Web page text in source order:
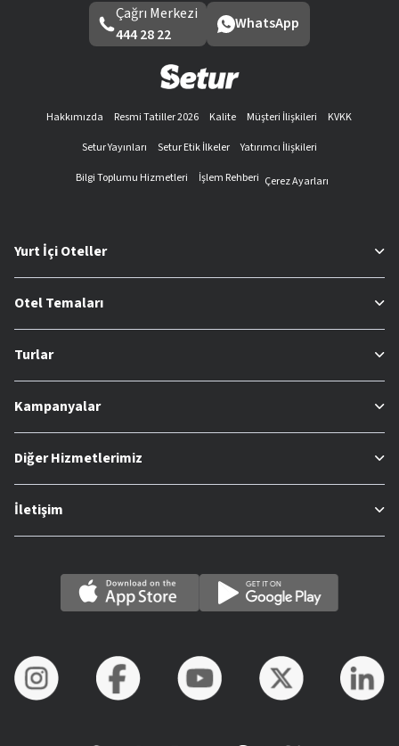
Çağrı Merkezi
444 28 22
WhatsApp
Hakkımızda Resmi Tatiller 2026 Kalite Müşteri İlişkileri
KVKK
Setur Yayınları
Setur Etik İlkeler
Yatırımcı İlişkileri
Bilgi Toplumu Hizmetleri
İşlem Rehberi Çerez Ayarları
Yurt İçi Oteller
Otel Temaları
Turlar
Kampanyalar
Diğer Hizmetlerimiz
İletişim